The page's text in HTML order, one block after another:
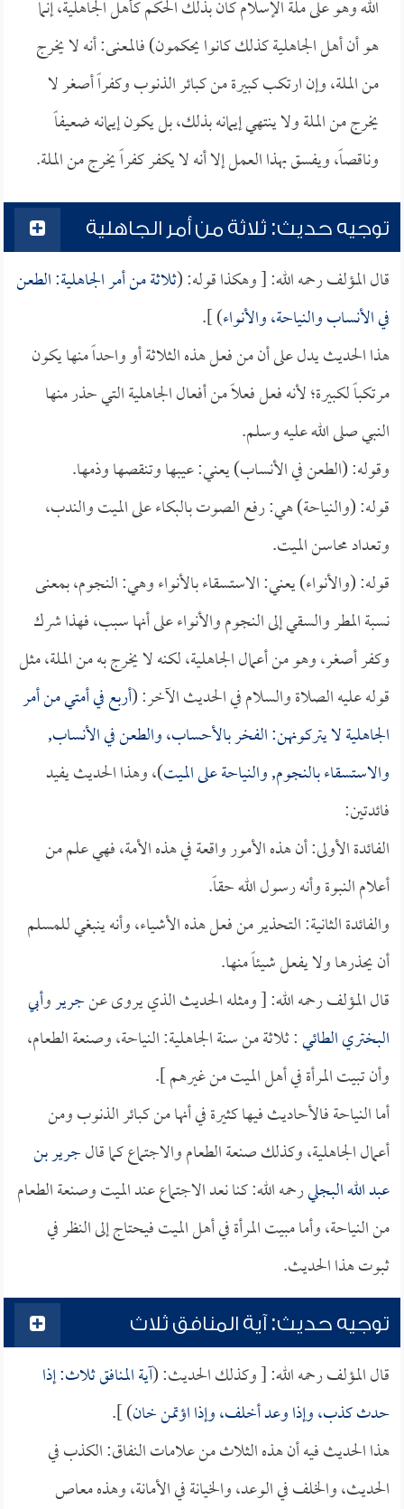
الله وهو على ملة الإسلام كان بذلك الحكم كأهل الجاهلية، إنما
هو أن أهل الجاهلية كذلك كانوا يحكمون) فالمعنى: أنه لا يخرج
من الملة، وإن ارتكب كبيرة من كبائر الذنوب وكفراً أصغر لا
يخرج من الملة ولا ينتهي إيمانه بذلك، بل يكون إيمانه ضعيفاً
وناقصاً، ويفسق بهذا العمل إلا أنه لا يكفر كفراً يخرج من الملة.
توجيه حديث: ثلاثة من أمر الجاهلية
قال المؤلف رحمه الله: [ وهكذا قوله: (ثلاثة من أمر الجاهلية: الطعن
في الأنساب والنياحة، والأنواء) ].
هذا الحديث يدل على أن من فعل هذه الثلاثة أو واحداً منها يكون
مرتكباً لكبيرة؛ لأنه فعل فعلاً من أفعال الجاهلية التي حذر منها
النبي صلى الله عليه وسلم.
وقوله: (الطعن في الأنساب) يعني: عيبها وتنقصها وذمها.
قوله: (والنياحة) هي: رفع الصوت بالبكاء على الميت والندب،
وتعداد محاسن الميت.
قوله: (والأنواء) يعني: الاستسقاء بالأنواء وهي: النجوم، بمعنى
نسبة المطر والسقي إلى النجوم والأنواء على أنها سبب، فهذا شرك
وكفر أصغر، وهو من أعمال الجاهلية، لكنه لا يخرج به من الملة، مثل
قوله عليه الصلاة والسلام في الحديث الآخر: (أربع في أمتي من أمر
الجاهلية لا يتركونهن: الفخر بالأحساب، والطعن في الأنساب,
والاستسقاء بالنجوم, والنياحة على الميت)، وهذا الحديث يفيد
فائدتين:
الفائدة الأولى: أن هذه الأمور واقعة في هذه الأمة، فهي علم من
أعلام النبوة وأنه رسول الله حقاً.
والفائدة الثانية: التحذير من فعل هذه الأشياء، وأنه ينبغي للمسلم
أن يحذرها ولا يفعل شيئاً منها.
قال المؤلف رحمه الله: [ ومثله الحديث الذي يروى عنجريروأبي
البختري الطائي: ثلاثة من سنة الجاهلية: النياحة، وصنعة الطعام،
وأن تبيت المرأة في أهل الميت من غيرهم ].
أما النياحة فالأحاديث فيها كثيرة في أنها من كبائر الذنوب ومن
أعمال الجاهلية، وكذلك صنعة الطعام والاجتماع كما قالجرير بن
عبد الله البجليرحمه الله: كنا نعد الاجتماع عند الميت وصنعة الطعام
من النياحة، وأما مبيت المرأة في أهل الميت فيحتاج إلى النظر في
ثبوت هذا الحديث.
توجيه حديث: آية المنافق ثلاث
قال المؤلف رحمه الله: [ وكذلك الحديث: (آية المنافق ثلاث: إذا
حدث كذب، وإذا وعد أخلف، وإذا اؤتمن خان) ].
هذا الحديث فيه أن هذه الثلاث من علامات النفاق: الكذب في
الحديث، والخلف في الوعد، والخيانة في الأمانة، وهذه معاص